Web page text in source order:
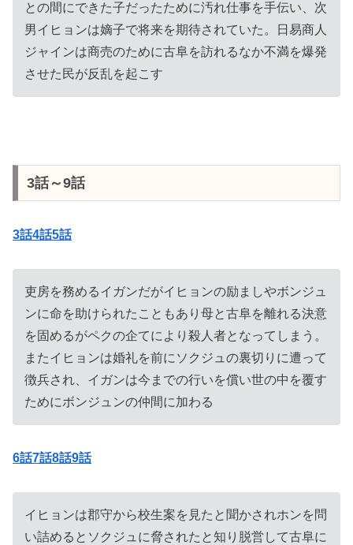
との間にできた子だったために汚れ仕事を手伝い、次
男イヒョンは嫡子で将来を期待されていた。日易商人
ジャインは商売のために古阜を訪れるなか不満を爆発
させた民が反乱を起こす
3話～9話
3話4話5話
吏房を務めるイガンだがイヒョンの励ましやボンジュ
ンに命を助けられたこともあり母と古阜を離れる決意
を固めるがペクの企てにより殺人者となってしまう。
またイヒョンは婚礼を前にソクジュの裏切りに遭って
徴兵され、イガンは今までの行いを償い世の中を覆す
ためにボンジュンの仲間に加わる
6話7話8話9話
イヒョンは郡守から校生案を見たと聞かされホンを問
い詰めるとソクジュに脅されたと知り脱営して古阜に